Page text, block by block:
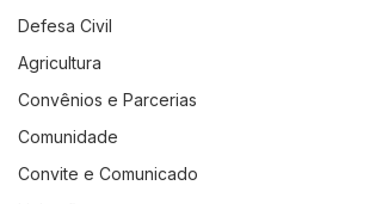
Defesa Civil
Agricultura
Convênios e Parcerias
Comunidade
Convite e Comunicado